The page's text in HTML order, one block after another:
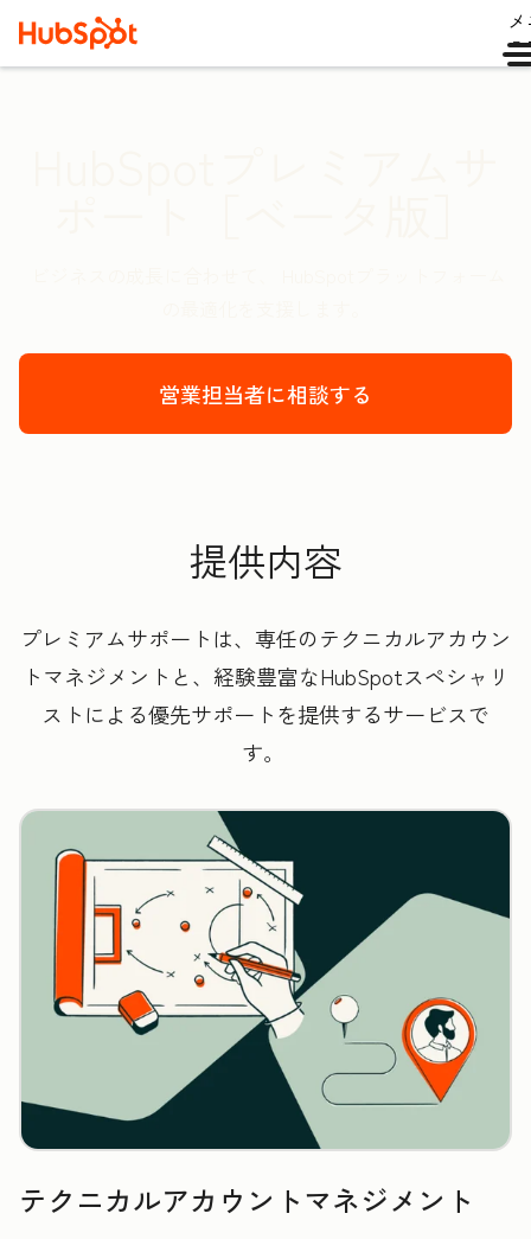
営業担当者に相談する
提供内容
プレミアムサポートは、専任のテクニカルアカウン
トマネジメントと、経験豊富なHubSpotスペシャリ
ストによる優先サポートを提供するサービスで
す。
テクニカルアカウントマネジメント